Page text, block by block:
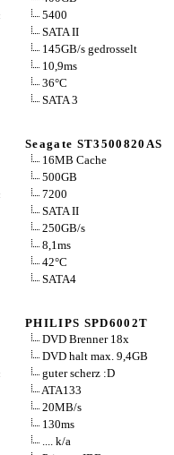
5400
SATA II
145GB/s gedrosselt
10,9ms
36°C
SATA 3
Seagate ST3500820AS
16MB Cache
500GB
7200
SATA II
250GB/s
8,1ms
42°C
SATA4
PHILIPS SPD6002T
DVD Brenner 18x
DVD halt max. 9,4GB
guter scherz :D
ATA133
20MB/s
130ms
.... k/a